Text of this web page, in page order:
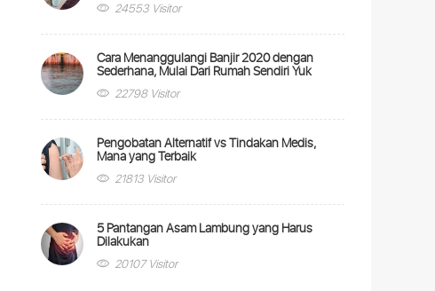
24553 Visitor
Cara Menanggulangi Banjir 2020 dengan
Sederhana, Mulai Dari Rumah Sendiri Yuk
22798 Visitor
Pengobatan Alternatif vs Tindakan Medis,
Mana yang Terbaik
21813 Visitor
5 Pantangan Asam Lambung yang Harus
Dilakukan
20107 Visitor